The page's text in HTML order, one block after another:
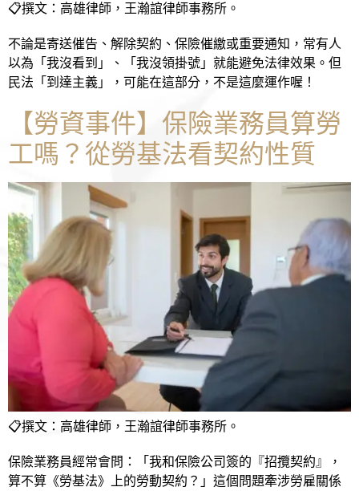
📋撰文：高雄律師，王瀚誼律師事務所。
不論是寄送催告、解除契約、保險催繳或重要通知，常有人
以為「我沒看到」、「我沒領掛號」就能避免法律效果。但
民法「到達主義」，可能在這部分，不是這麼運作喔！
【勞資事件】保險業務員算勞
工嗎？從勞基法看契約性質
📋撰文：高雄律師，王瀚誼律師事務所。
保險業務員經常會問：「我和保險公司簽的『招攬契約』，
算不算《勞基法》上的勞動契約？」這個問題牽涉勞雇關係